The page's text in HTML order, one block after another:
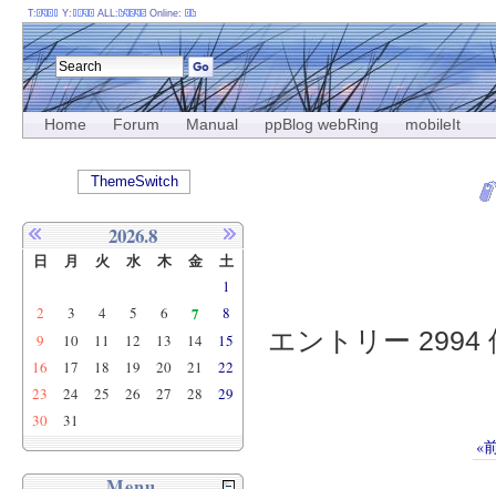
Home Forum Manual ppBlog webRing mobileIt
エントリー 2994
«
T: Y: ALL: Online:
ThemeSwitch
2026.8
日 月 火 水 木 金 土
1
2
3 4 5 6 7
8
9
10 11 12 13 14
15
16
17 18 19 20 21
22
23
24 25 26 27 28
29
30
31